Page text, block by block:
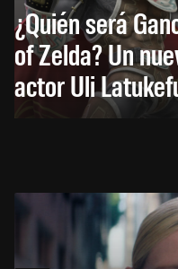
¿Quién será
of Zelda? Un
actor Uli